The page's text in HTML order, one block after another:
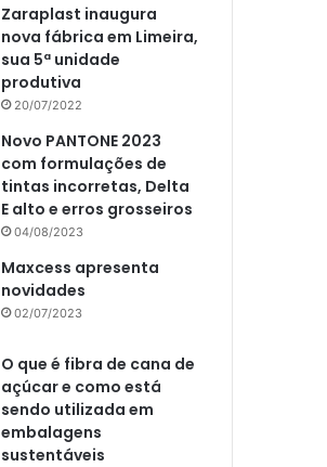
Zaraplast inaugura
nova fábrica em Limeira,
sua 5ª unidade
produtiva
20/07/2022
Novo PANTONE 2023
com formulações de
tintas incorretas, Delta
E alto e erros grosseiros
04/08/2023
Maxcess apresenta
novidades
02/07/2023
O que é fibra de cana de
açúcar e como está
sendo utilizada em
embalagens
sustentáveis